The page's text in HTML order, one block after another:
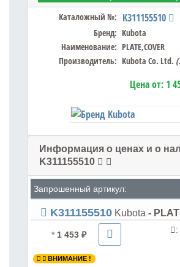
Каталожный №: K311155510
Бренд: Kubota
Наименование: PLATE,COVER
Производитель: Kubota Co. Ltd.
Цена от: 1
Информация о ценах и о
K311155510
Запрошенный артикул:
K311155510 Kubota -
* 1 453 ₽ :
ВНИМАНИЕ !